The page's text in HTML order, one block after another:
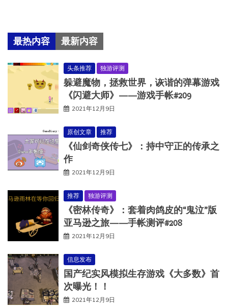
最热内容 最新内容
头条推荐 独游评测
躲避魔物，拯救世界，诙谐的弹幕游戏
《闪避大师》——游戏手帐#209
2021年12月9日
原创文章 推荐
《仙剑奇侠传七》：持中守正的传承之
作
2021年12月9日
推荐 独游评测
《密林传奇》：套着肉鸽皮的“鬼泣”版
亚马逊之旅——手帐测评#208
2021年12月9日
信息发布
国产纪实风模拟生存游戏《大多数》首
次曝光！！
2021年12月9日